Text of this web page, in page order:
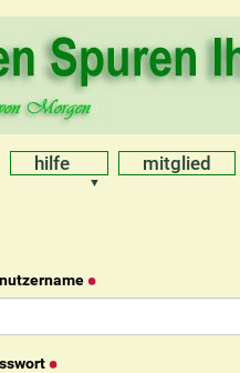
hilfe mitglied